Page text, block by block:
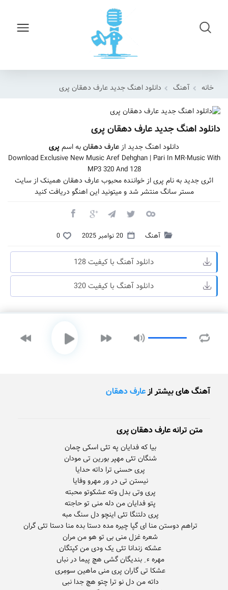
خانه آهنگ دانلود اهنگ جدید عارف دهقان پری
دانلود اهنگ جدید عارف دهقان پری
دانلود اهنگ جدید از عارف دهقانبه اسم پری
Download Exclusive New Music Aref Dehghan | Pari In MR-Music With
MP3 320 And 128
اثری جدید به نام پری از خواننده محبوب عارف دهقان همینک از سایت
مستر سانگ منتشر شد و میتونید این اهنگو دریافت کنید
آهنگ 20 نوامبر 2025 0
دانلود آهنگ با کیفیت 128
دانلود آهنگ با کیفیت 320
آهنگ های بیشتر ازعارف دهقان
متن ترانه عارف دهقان پری